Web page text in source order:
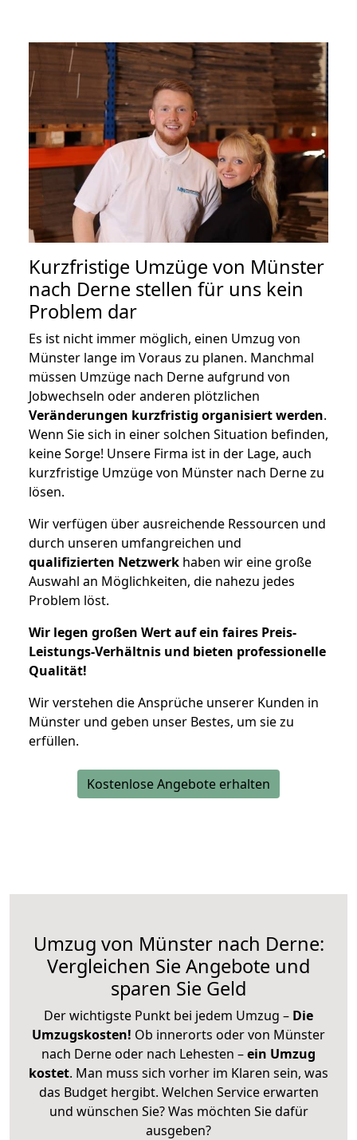
Kurzfristige Umzüge von Münster
nach Derne stellen für uns kein
Problem dar
Es ist nicht immer möglich, einen Umzug von
Münster lange im Voraus zu planen. Manchmal
müssen Umzüge nach Derne aufgrund von
Jobwechseln oder anderen plötzlichen
Veränderungen kurzfristig organisiert werden.
Wenn Sie sich in einer solchen Situation befinden,
keine Sorge! Unsere Firma ist in der Lage, auch
kurzfristige Umzüge von Münster nach Derne zu
lösen.
Wir verfügen über ausreichende Ressourcen und
durch unseren umfangreichen und
qualifizierten Netzwerk haben wir eine große
Auswahl an Möglichkeiten, die nahezu jedes
Problem löst.
Wir legen großen Wert auf ein faires Preis-
Leistungs-Verhältnis und bieten professionelle
Qualität!
Wir verstehen die Ansprüche unserer Kunden in
Münster und geben unser Bestes, um sie zu
erfüllen.
Kostenlose Angebote erhalten
Umzug von Münster nach Derne:
Vergleichen Sie Angebote und
sparen Sie Geld
Der wichtigste Punkt bei jedem Umzug – Die
Umzugskosten! Ob innerorts oder von Münster
nach Derne oder nach Lehesten –ein Umzug
kostet. Man muss sich vorher im Klaren sein, was
das Budget hergibt. Welchen Service erwarten
und wünschen Sie? Was möchten Sie dafür
ausgeben?